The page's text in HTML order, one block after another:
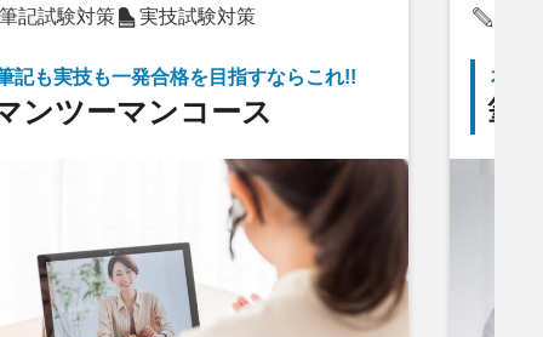
記試験対策 実技試験対策
記も実技も一発合格を目指すならこれ!!
ンツーマンコース
本番
筆